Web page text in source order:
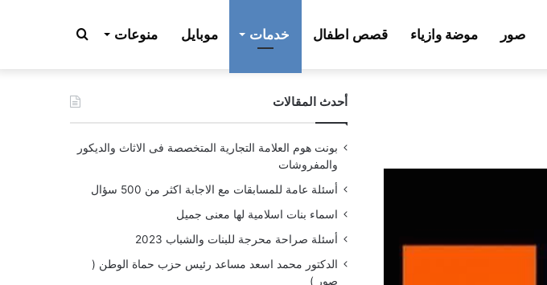
صور موضة وازياء قصص اطفال خدمات موبايل منوعات بحث
عن أحدث المقالات
بونت هوم العلامة التجارية المتخصصة فى الاثاث والديكور
والمفروشات
أسئلة عامة للمسابقات مع الاجابة اكثر من 500 سؤال
اسماء بنات اسلامية لها معنى جميل
أسئلة صراحة محرجة للبنات والشباب 2023
الدكتور محمد اسعد مساعد رئيس حزب حماة الوطن (
صور )